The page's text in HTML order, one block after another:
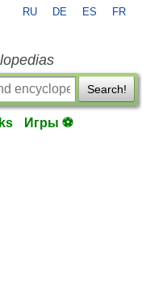
RU DE ES FR
Search!
Игры ⚽